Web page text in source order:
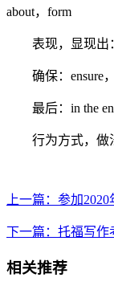
about，form
表现，显现出：
确保：ensure，
最后：in the end
行为方式，做法
上一篇：参加
下一篇：托福写作
相关推荐